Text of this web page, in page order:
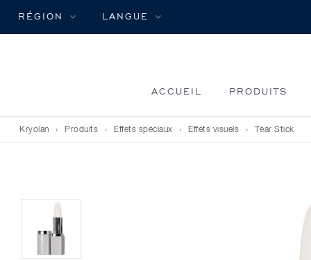
RÉGION LANGUE
ACCUEIL PRODUITS
Kryolan › Produits › Effets spéciaux › Effets visuels › Tear Stick